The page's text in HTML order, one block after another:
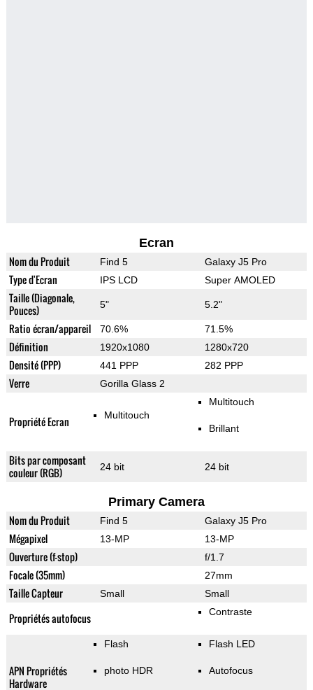
Ecran
Nom du Produit Find 5 Galaxy J5 Pro
Type d'Ecran IPS LCD Super AMOLED
Taille (Diagonale,
Pouces)
5" 5.2"
Ratio écran/appareil 70.6% 71.5%
Définition 1920x1080 1280x720
Densité (PPP) 441 PPP 282 PPP
Verre Gorilla Glass 2
Propriété Ecran Multitouch
Multitouch
Brillant
Bits par composant
couleur (RGB)
24 bit 24 bit
Primary Camera
Nom du Produit Find 5 Galaxy J5 Pro
Mégapixel 13-MP 13-MP
Ouverture (f-stop) f/1.7
Focale (35mm) 27mm
Taille Capteur Small Small
Propriétés autofocus Contraste
APN Propriétés
Hardware
Flash
photo HDR
Flash LED
Autofocus